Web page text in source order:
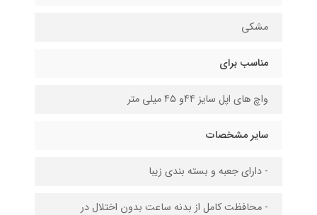
مشکی
مناسب برای
واچ های اپل سایز ۴۴و ۴۵ میلی متر
سایر مشخصات
- دارای جعبه و بسته بندی زیبا
- محافظت کامل از بدنه ساعت بدون اختلال در